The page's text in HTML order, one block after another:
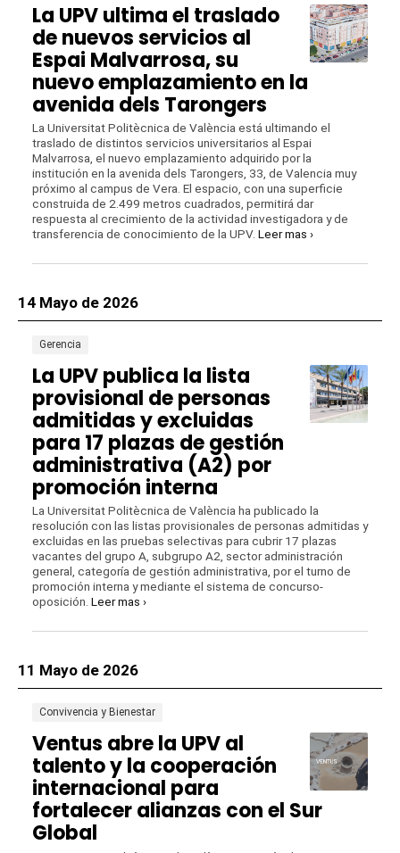
La UPV ultima el traslado
de nuevos servicios al
Espai Malvarrosa, su
nuevo emplazamiento en la
avenida dels Tarongers
La Universitat Politècnica de València está ultimando el
traslado de distintos servicios universitarios al Espai
Malvarrosa, el nuevo emplazamiento adquirido por la
institución en la avenida dels Tarongers, 33, de Valencia muy
próximo al campus de Vera. El espacio, con una superficie
construida de 2.499 metros cuadrados, permitirá dar
respuesta al crecimiento de la actividad investigadora y de
transferencia de conocimiento de la UPV. Leer mas ›
14 Mayo de 2026
Gerencia
La UPV publica la lista
provisional de personas
admitidas y excluidas
para 17 plazas de gestión
administrativa (A2) por
promoción interna
La Universitat Politècnica de València ha publicado la
resolución con las listas provisionales de personas admitidas y
excluidas en las pruebas selectivas para cubrir 17 plazas
vacantes del grupo A, subgrupo A2, sector administración
general, categoría de gestión administrativa, por el turno de
promoción interna y mediante el sistema de concurso-
oposición. Leer mas ›
11 Mayo de 2026
Convivencia y Bienestar
Ventus abre la UPV al
talento y la cooperación
internacional para
fortalecer alianzas con el Sur
Global